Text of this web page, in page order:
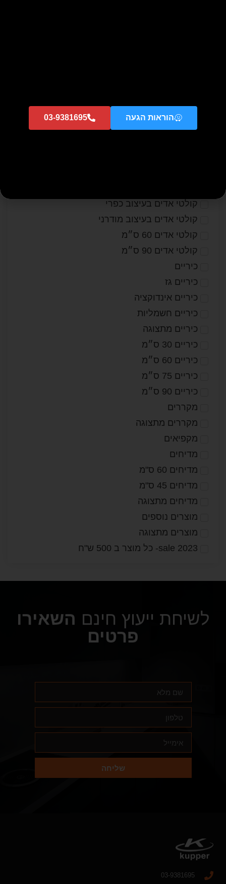
תנורים Built in
קולטי אדים בעיצוב כפרי
קולטי אדים בעיצוב מודרני
קולטי אדים 60 ס״מ
קולטי אדים 90 ס״מ
כיריים
כיריים גז
כיריים אינדוקציה
כיריים חשמליות
כיריים מתצוגה
כיריים 30 ס״מ
כיריים 60 ס״מ
כיריים 75 ס״מ
כיריים 90 ס״מ
מקררים
מקררים מתצוגה
מקפיאים
מדיחים
מדיחים 60 ס"מ
מדיחים 45 ס"מ
מדיחים מתצוגה
מוצרים נוספים
מוצרים מתצוגה
2023 sale- כל מוצר ב 500 ש"ח
לשיחת ייעוץ חינם השאירו
פרטים
שליחה
03-9381695
הוראות הגעה 03-9381695